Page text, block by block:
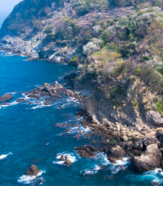
伊豆のみどころ
みる
あそぶ
あじわう
観光・体験
イベント
エリア